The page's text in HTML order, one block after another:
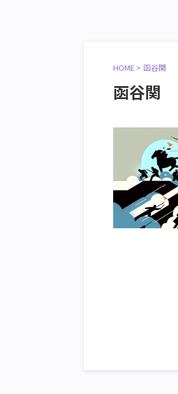
HOME > 函谷関
函谷関